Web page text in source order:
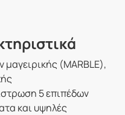
(MARBLE),
5 επιπέδων
και υψηλές